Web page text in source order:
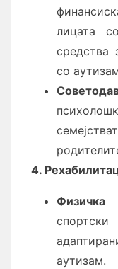
лицата
средства
со
4.
Физичка
аутизам.